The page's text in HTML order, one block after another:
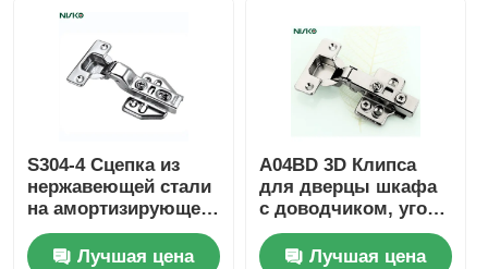
оборудование для шкафов
поднос столового прибора
S304-4 Сцепка из
нержавеющей стали
на амортизирующем
пандусе с мягким
закрытиемЛучшая цена
A04BD 3D Клипса
для дверцы шкафа
с доводчиком, угол
открытия 110
градусовЛучшая цена